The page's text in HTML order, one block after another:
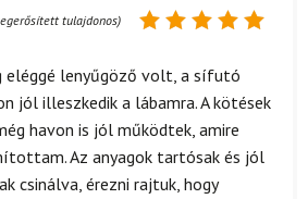
5/ 5
tulajdonos)
eléggé lenyűgöző volt, a sífutó
jól illeszkedik a lábamra. A kötések
havon is jól működtek, amire
Az anyagok tartósak és jól
csinálva, érezni rajtuk, hogy